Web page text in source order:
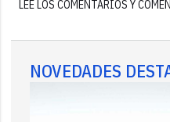
LEE LOS COMENTARIOS Y
NOVEDADES